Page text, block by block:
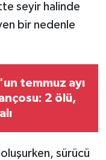
seyir halinde
bir nedenle
temmuz ayı
2 ölü,
sürücü